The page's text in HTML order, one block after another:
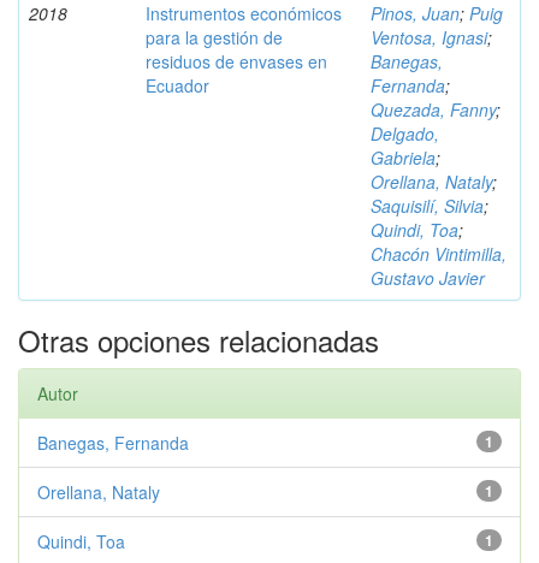
2018
Instrumentos económicos
para la gestión de
residuos de envases en
Ecuador
Pinos, Juan; Puig
Ventosa, Ignasi;
Banegas,
Fernanda;
Quezada, Fanny;
Delgado,
Gabriela;
Orellana, Nataly;
Saquisilí, Silvia;
Quindi, Toa;
Chacón Vintimilla,
Gustavo Javier
Otras opciones relacionadas
Autor
1
Banegas, Fernanda
1
Orellana, Nataly
1
Quindi, Toa